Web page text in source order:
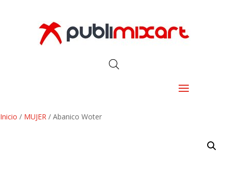
Inicio / MUJER / Abanico Woter